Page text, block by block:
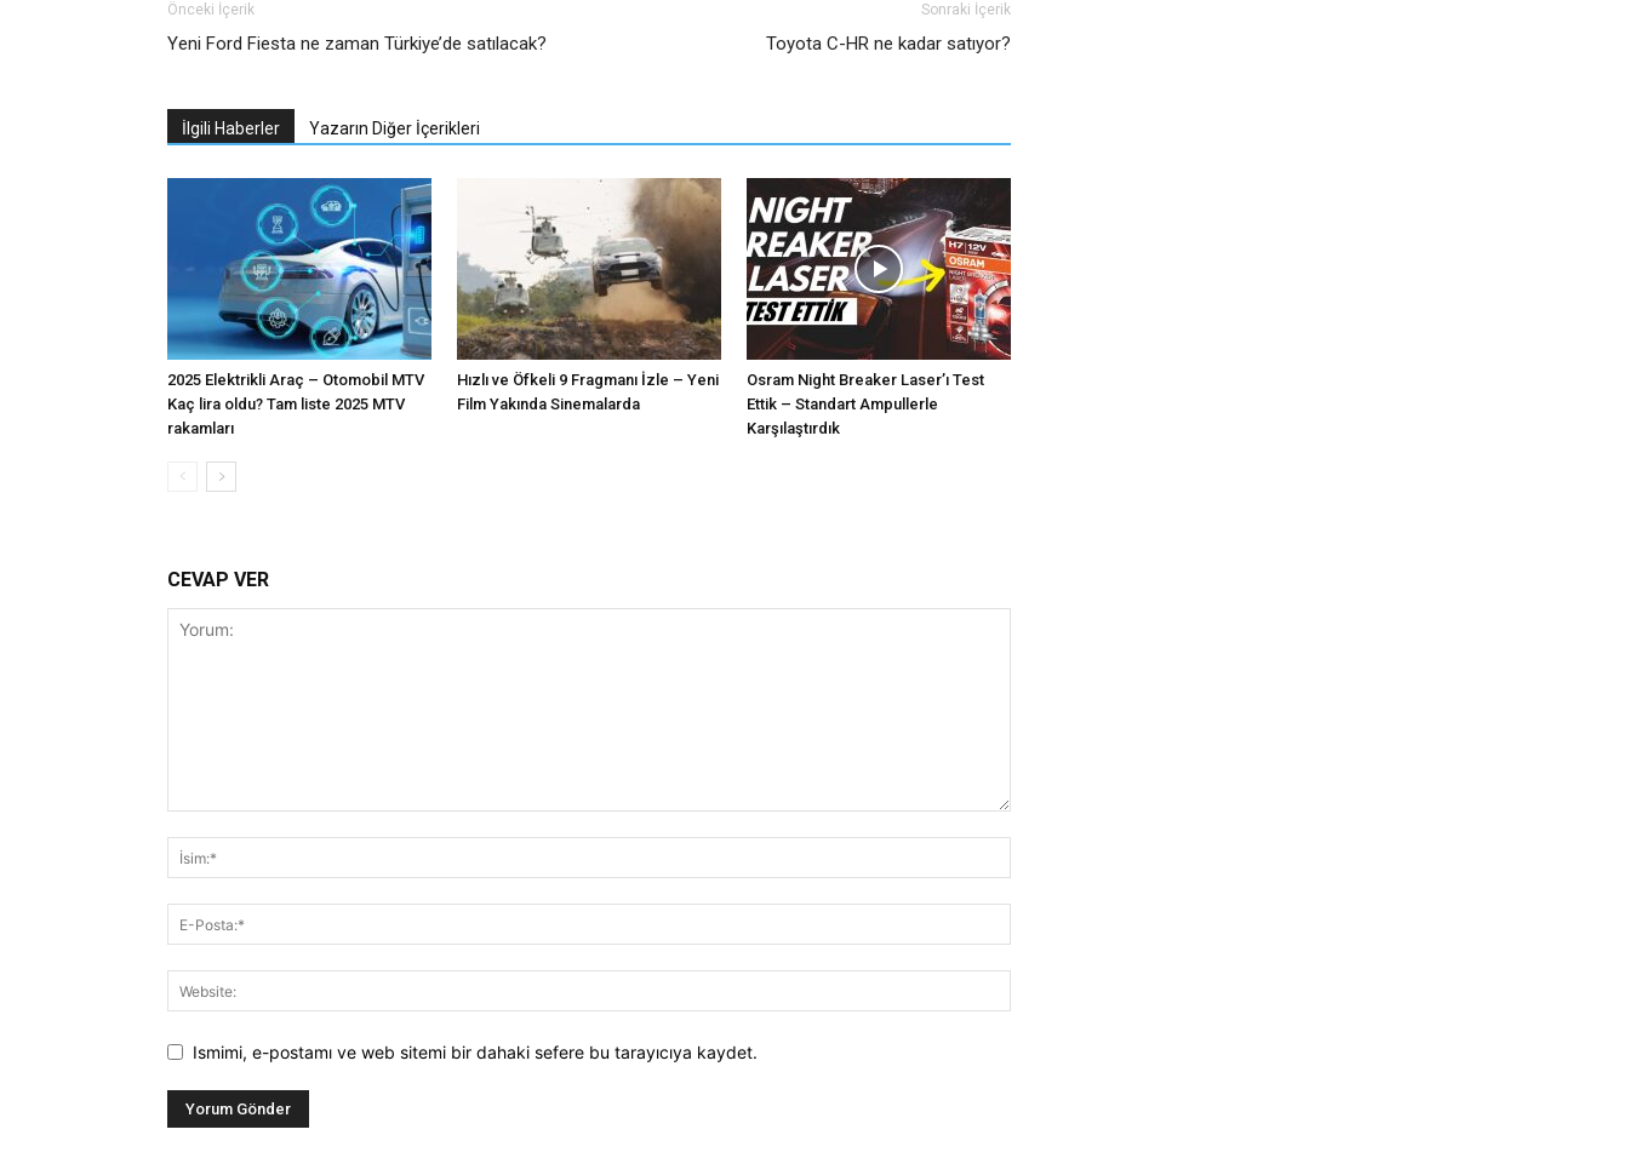
Önceki İçerik
Yeni Ford Fiesta ne zaman Türkiye’de satılacak?
Sonraki İçerik
Toyota C-HR ne kadar satıyor?
İlgili Haberler Yazarın Diğer İçerikleri
2025 Elektrikli Araç – Otomobil MTV
Kaç lira oldu? Tam liste 2025 MTV
rakamları
Hızlı ve Öfkeli 9 Fragmanı İzle – Yeni
Film Yakında Sinemalarda
Osram Night Breaker Laser’ı Test
Ettik – Standart Ampullerle
Karşılaştırdık
CEVAP VER
Ismimi, e-postamı ve web sitemi bir dahaki sefere bu tarayıcıya kaydet.